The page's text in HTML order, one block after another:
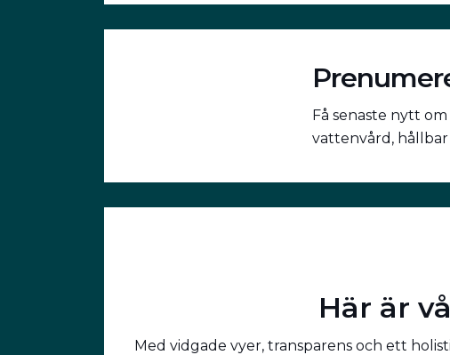
Få senaste nytt
vattenvård,
Här är
Med vidgade vyer, transparens och ett